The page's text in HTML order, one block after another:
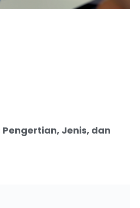
Jenis, dan